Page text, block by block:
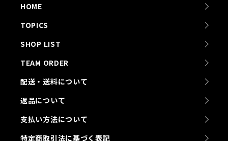
HOME
TOPICS
SHOP LIST
TEAM ORDER
配送・送料について
返品について
支払い方法について
特定商取引法に基づく表記